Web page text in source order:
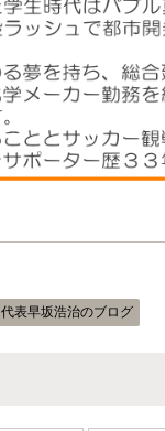
代表早坂浩治のブログ